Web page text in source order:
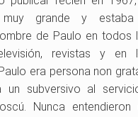
grande y estaba
de Paulo en todos
revistas y en
era persona non
un subversivo al
Nunca entendieron